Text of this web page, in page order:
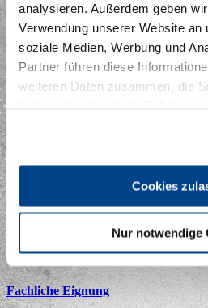
analysieren. Außerdem geben
Verwendung unserer Website an
soziale Medien, Werbung und
Partner führen diese
weiteren Daten zusammen, die
Cookies
Nur notwendige
Der praktische Teil der Prüfung besteht
Ausbildungssituation und einem
insgesamt höchstens 30 Minuten.
Prüfungsteilnehmer eine
Die Präsentation soll 15 Minuten nicht
und Gestaltung der
erläutern. Anstelle der Präsentation
Die Prüfungsgebühr beträgt derzeit je
Sofern Sie von der schriftlichen
Prüfungsgebühr je nach Anbieter rund
Wiederholungsprüfung: 50% der
informieren Sie sich über die aktuellen
Anbietern dieser Fortbildung.
Fachliche Eignung